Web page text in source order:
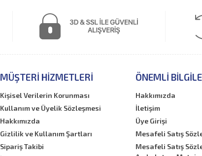
MÜŞTERI HIZMETLERI
Kişisel Verilerin Korunması
Kullanım ve Üyelik Sözleşmesi
Hakkımızda
Gizlilik ve Kullanım Şartları
Sipariş Takibi
ÖNEMLI
Hakkımızda
İletişim
Üye Girişi
Mesafeli Satış
Mesafeli Satış